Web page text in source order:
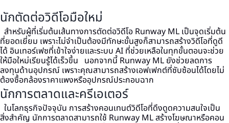
นักตัดต่อวิดีโอมือใหม่
สำหรับผู้ที่เริ่มต้นเส้นทางการตัดต่อวิดีโอ Runway ML เป็นจุดเริ่มต้น
ที่ยอดเยี่ยม เพราะไม่จำเป็นต้องมีทักษะขั้นสูงก็สามารถสร้างวิดีโอที่ดูดี
ได้ อินเทอร์เฟซที่เข้าใจง่ายและระบบ AI ที่ช่วยเหลือในทุกขั้นตอนจะช่วย
ให้มือใหม่เรียนรู้ได้เร็วขึ้น นอกจากนี้ Runway ML ยังช่วยลดการ
ลงทุนด้านอุปกรณ์ เพราะคุณสามารถสร้างเอฟเฟกต์ที่ซับซ้อนได้โดยไม่
ต้องซื้อกล้องราคาแพงหรืออุปกรณ์ประกอบฉาก
นักการตลาดและครีเอเตอร์
ในโลกธุรกิจปัจจุบัน การสร้างคอนเทนต์วิดีโอที่ดึงดูดความสนใจเป็น
สิ่งสำคัญ นักการตลาดสามารถใช้ Runway ML สร้างโฆษณาหรือคอน